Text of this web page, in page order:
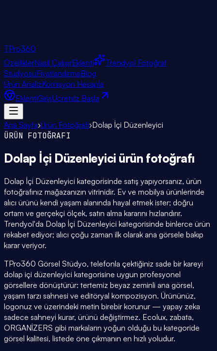
TPro360
ÖzelliklerNasıl ÇalışırEklenti
Trendyol Fotoğraf
StüdyosuFiyatlandırmaBlog
Ürün AnalizKomisyon Hesapla
EklentiGirişÜcretsiz Başla
Ana Sayfa›Ürün Fotoğrafı›Dolap İçi Düzenleyici
ÜRÜN FOTOĞRAFI
Dolap İçi Düzenleyici ürün fotoğrafı
Dolap İçi Düzenleyici kategorisinde satış yapıyorsanız, ürün
fotoğrafınız mağazanızın vitrinidir. Ev ve mobilya ürünlerinde
alıcı ürünü kendi yaşam alanında hayal etmek ister; doğru
ortam ve gerçekçi ölçek, satın alma kararını hızlandırır.
Trendyol'da Dolap İçi Düzenleyici kategorisinde binlerce ürün
rekabet ediyor; alıcı çoğu zaman ilk olarak ana görsele bakıp
karar veriyor.
TPro360 Görsel Stüdyo, telefonla çektiğiniz sade bir kareyi
dolap içi düzenleyici kategorisine uygun profesyonel
görsellere dönüştürür: tertemiz beyaz zeminli ana görsel,
yaşam tarzı sahnesi ve editöryal kompozisyon. Ürününüz,
logonuz ve üzerindeki metin birebir korunur — yapay zeka
sadece sahneyi kurar, ürünü değiştirmez. Ecolux, zabata,
ORGANİZERS gibi markaların yoğun olduğu bu kategoride
görsel kalitesi, listede öne çıkmanın en hızlı yoludur.